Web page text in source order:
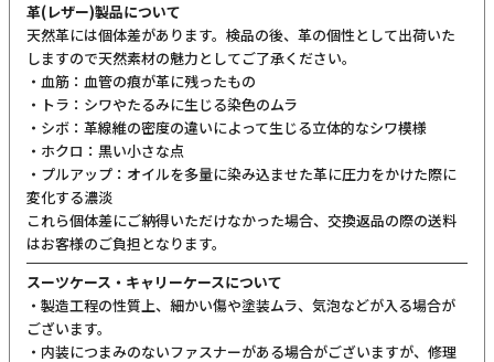
革(レザー)製品について
天然革には個体差があります。検品の後、革の個性として出荷いた
しますので天然素材の魅力としてご了承ください。
・血筋：血管の痕が革に残ったもの
・トラ：シワやたるみに生じる染色のムラ
・シボ：革線維の密度の違いによって生じる立体的なシワ模様
・ホクロ：黒い小さな点
・プルアップ：オイルを多量に染み込ませた革に圧力をかけた際に
変化する濃淡
これら個体差にご納得いただけなかった場合、交換返品の際の送料
はお客様のご負担となります。
スーツケース・キャリーケースについて
・製造工程の性質上、細かい傷や塗装ムラ、気泡などが入る場合が
ございます。
・内装につまみのないファスナーがある場合がございますが、修理